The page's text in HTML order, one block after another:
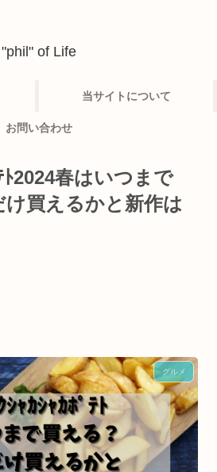
"phil" of Life
当サイトについて
お問い合わせ
ﾄ2024春はいつまで
け買えるかと新作は
グルメ